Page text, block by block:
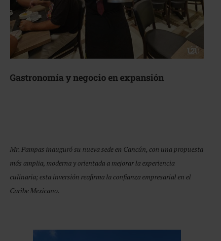
Gastronomía y negocio en expansión
Mr. Pampas inauguró su nueva sede en Cancún, con una propuesta
más amplia, moderna y orientada a mejorar la experiencia
culinaria; esta inversión reafirma la confianza empresarial en el
Caribe Mexicano.